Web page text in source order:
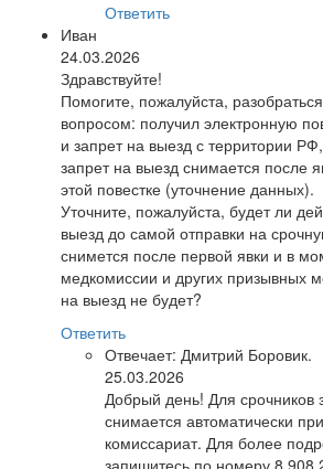
Ответить
Иван
24.03.2026
Здравствуйте!
Помогите, пожалуйста,
вопросом: получил электронную
и запрет на выезд с территории
запрет на выезд снимается после
этой повестке (уточнение данных).
Уточните, пожалуйста, будет ли
выезд до самой отправки на
снимется после первой явки и в
медкомиссии и других призывных
на выезд не будет?
Ответить
Отвечает: Дмитрий Боровик.
25.03.2026
Добрый день! Для срочников
снимается автоматически
комиссариат. Для более